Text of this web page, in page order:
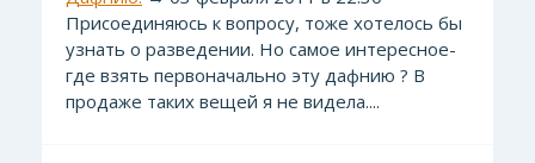
Присоединяюсь к вопросу, тоже хотелось бы
узнать о разведении. Но самое интересное-
где взять первоначально эту дафнию ? В
продаже таких вещей я не видела....